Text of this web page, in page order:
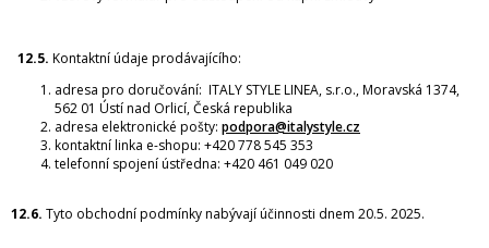
12.5. Kontaktní údaje prodávajícího:
adresa pro doručování: ITALY STYLE LINEA, s.r.o., Moravská 1374,
562 01 Ústí nad Orlicí, Česká republika
adresa elektronické pošty: podpora@italystyle.cz
kontaktní linka e-shopu: +420 778 545 353
telefonní spojení ústředna: +420 461 049 020
12.6. Tyto obchodní podmínky nabývají účinnosti dnem 20.5. 2025.